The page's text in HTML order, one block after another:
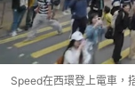
Speed在西環登上電車，